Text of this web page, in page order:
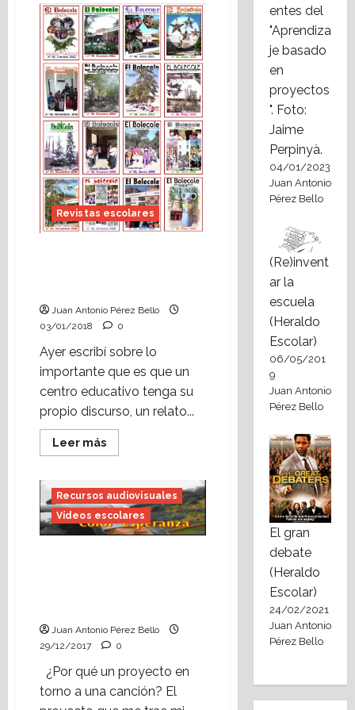
Día
de
la
Paz
en
Alcorisa:
25
años
de
una
canción.
Revistas escolares
Juan Antonio Pérez Bello
03/01/2018
0
Ayer escribí sobre lo
importante que es que un
centro educativo tenga su
propio discurso, un relato...
Leer másLeer
más
«El
Bolecole»,
un
modelo
de
Recursos audiovisuales
Vídeos escolares
Juan Antonio Pérez Bello
29/12/2017
0
¿Por qué un proyecto en
torno a una canción? El
entes del
"Aprendiza
je basado
en
proyectos
". Foto:
Jaime
Perpinyà.
04/01/2023
Juan Antonio
Pérez Bello
(Re)invent
ar la
escuela
(Heraldo
Escolar)
06/05/201
9
Juan Antonio
Pérez Bello
El gran
debate
(Heraldo
Escolar)
24/02/2021
Juan Antonio
Pérez Bello